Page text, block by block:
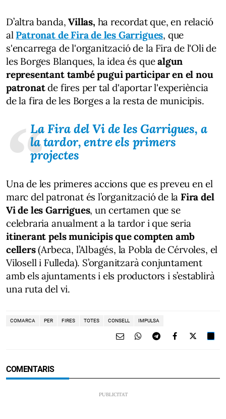
D’altra banda,Villas, ha recordat que, en relació
al Patronat de Fira de les Garrigues, que
s'encarrega de l'organització de la Fira de l'Oli de
les Borges Blanques, la idea és quealgun
representant també pugui participar en el nou
patronatde fires per tal d'aportar l'experiència
de la fira de les Borges a la resta de municipis.
La Fira del Vi de les Garrigues, a
la tardor, entre els primers
projectes
Una de les primeres accions que es preveu en el
marc del patronat és l’organització de la Fira del
Vi de les Garrigues, un certamen que se
celebraria anualment a la tardor i que seria
itinerant pels municipis que compten amb
cellers(Arbeca, l’Albagés, la Pobla de Cérvoles, el
Vilosell i Fulleda). S’organitzarà conjuntament
amb els ajuntaments i els productors i s’establirà
una ruta del vi.
COMARCA PER FIRES TOTES CONSELL IMPULSA
COMENTARIS